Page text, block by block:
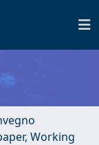
Working